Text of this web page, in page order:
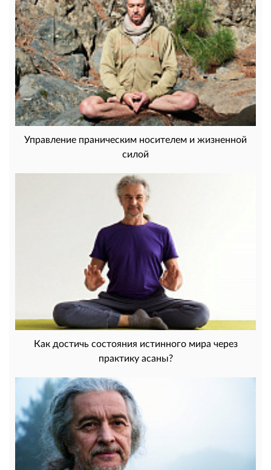
Управление праническим носителем и жизненной
силой
Как достичь состояния истинного мира через
практику асаны?